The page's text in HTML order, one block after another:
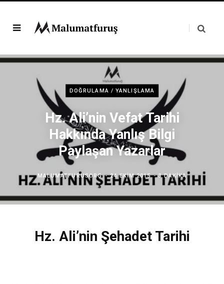
DOĞRULAMA / YANLIŞLAMA
Hz. Ali’nin Vefat Tarihi
Hakkında Yanlış Bilgi
Paylaşan Yazarlar
MALUMATFURUSORG 24 EKIM 2015 3 DAKIKA
Hz. Ali’nin Şehadet Tarihi